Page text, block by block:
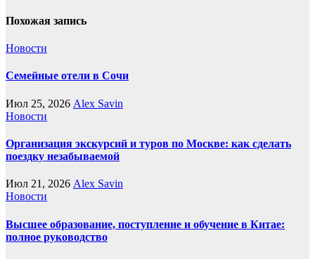
Похожая запись
Новости
Семейные отели в Сочи
Июл 25, 2026 Alex Savin
Новости
Организация экскурсий и туров по Москве: как сделать
поездку незабываемой
Июл 21, 2026 Alex Savin
Новости
Высшее образование, поступление и обучение в Китае:
полное руководство